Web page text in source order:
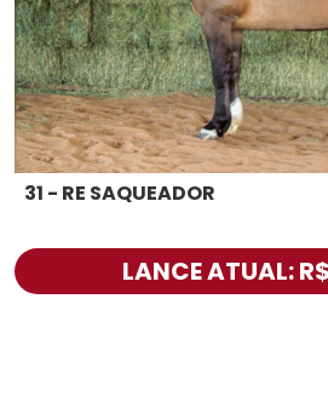
31 - RE SAQUEADOR
LANCE ATUAL: